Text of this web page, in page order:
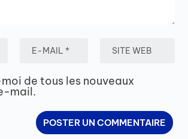
de tous les nouveaux
mail.